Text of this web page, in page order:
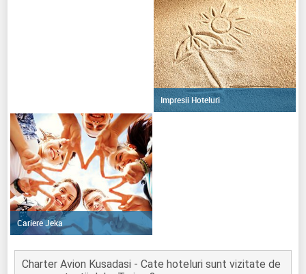
Impresii Hoteluri
Cariere Jeka
Charter Avion Kusadasi - Cate hoteluri sunt vizitate de